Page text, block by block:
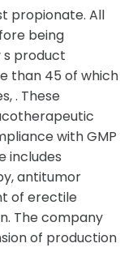
propionate. All
being
s product
than 45 of which
. These
with GMP
includes
antitumor
of erectile
The company
of production